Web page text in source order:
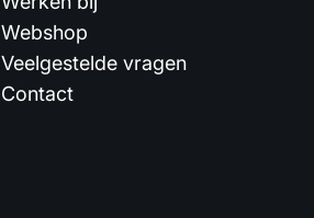
Webshop
Veelgestelde vragen
Contact